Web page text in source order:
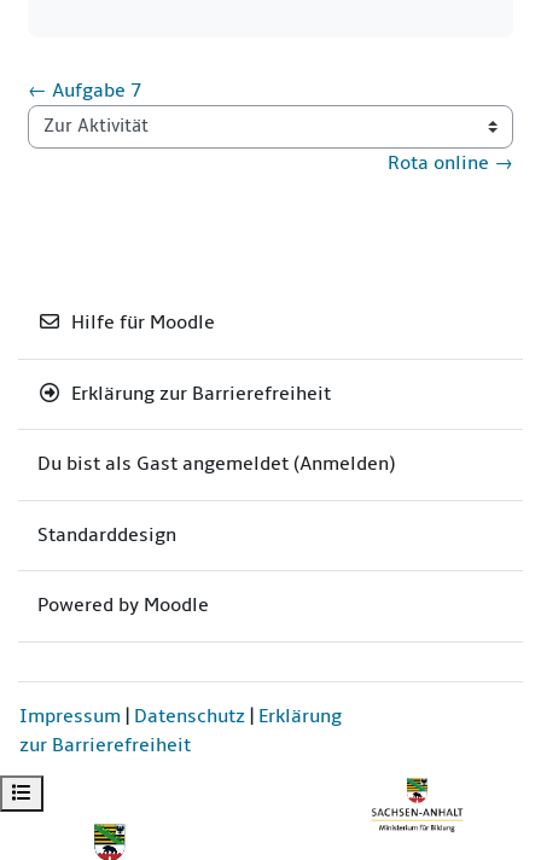
Kursindex öffnen
← Aufgabe 7
Zur Aktivität
Rota online →
Hilfe für Moodle
Erklärung zur Barrierefreiheit
Du bist als Gast angemeldet (Anmelden)
Standarddesign
Powered by Moodle
Impressum Datenschutz Erklärung
zur Barrierefreiheit